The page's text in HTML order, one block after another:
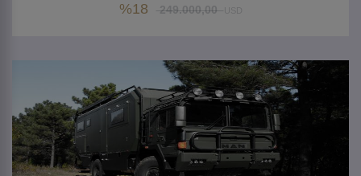
%18 249.000,00